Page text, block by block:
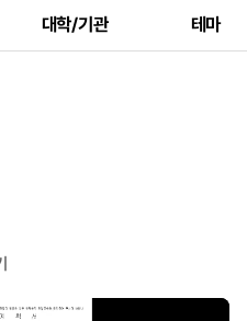
대학/기관 테마